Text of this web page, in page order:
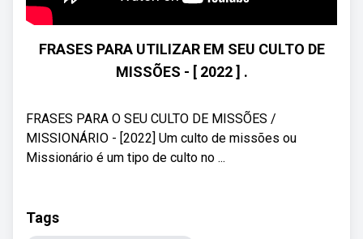
FRASES PARA UTILIZAR EM SEU CULTO DE
MISSÕES - [ 2022 ] .
FRASES PARA O SEU CULTO DE MISSÕES /
MISSIONÁRIO - [2022] Um culto de missões ou
Missionário é um tipo de culto no ...
Tags